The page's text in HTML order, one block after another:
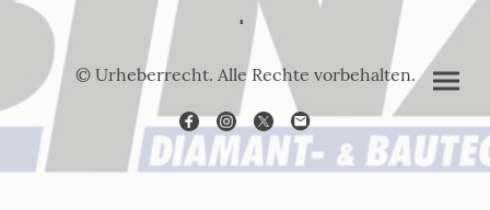
k
© Urheberrecht. Alle Rechte vorbehalten.